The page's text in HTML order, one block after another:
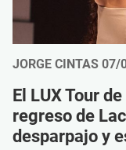
JORGE CINTAS 07/
El LUX Tour
regreso de
desparpajo y